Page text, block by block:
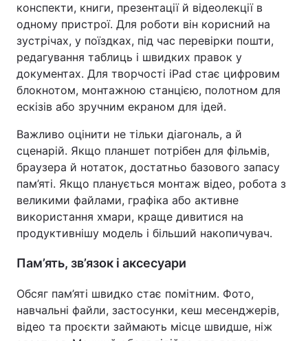
конспекти, книги, презентації й відеолекції в
одному пристрої. Для роботи він корисний на
зустрічах, у поїздках, під час перевірки пошти,
редагування таблиць і швидких правок у
документах. Для творчості iPad стає цифровим
блокнотом, монтажною станцією, полотном для
ескізів або зручним екраном для ідей.
Важливо оцінити не тільки діагональ, а й
сценарій. Якщо планшет потрібен для фільмів,
браузера й нотаток, достатньо базового запасу
пам’яті. Якщо планується монтаж відео, робота з
великими файлами, графіка або активне
використання хмари, краще дивитися на
продуктивнішу модель і більший накопичувач.
Пам’ять, зв’язок і аксесуари
Обсяг пам’яті швидко стає помітним. Фото,
навчальні файли, застосунки, кеш месенджерів,
відео та проєкти займають місце швидше, ніж